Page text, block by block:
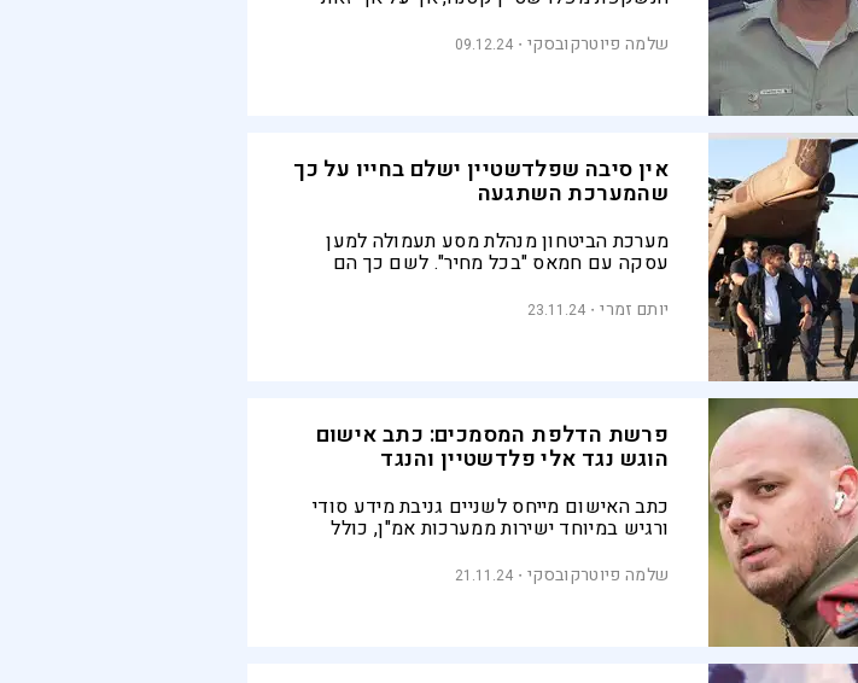
המסוכנות הנשקפת מנגד המילואים נותרה
גבוהה, על פי קביעת השופט
שלמה פיוטרקובסקי 09.12.24
אין סיבה שפלדשטיין ישלם בחייו על כך
שהמערכת השתגעה
מערכת הביטחון מנהלת מסע תעמולה למען
עסקה עם חמאס "בכל מחיר". לשם כך הם
במי שחשפו אותם לציבור
יותם זמרי 23.11.24
פרשת הדלפת המסמכים: כתב אישום
הוגש נגד אלי פלדשטיין והנגד
כתב האישום מייחס לשניים גניבת מידע סודי
ורגיש במיוחד ישירות ממערכות אמ"ן, כולל
בכלי תקשורת זר, לאחר שהצנזורה פסלה את
פרסומו באופן גורף
שלמה פיוטרקובסקי 21.11.24